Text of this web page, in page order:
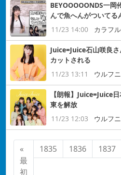
BEYOOOOONDS一岡
んで魚へんがついてる
11/23 14:00
カラフ
Juice=Juice石山咲良
カットされる
11/23 13:11
ウルフ
【朗報】Juice=Juice
東を解放
11/23 12:03
ウルフ
«
最
初
1835 1836 1837